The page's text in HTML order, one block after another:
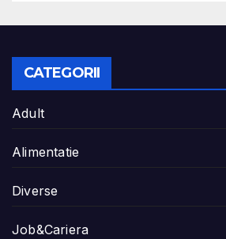
CATEGORII
Adult
Alimentatie
Diverse
Job&Cariera